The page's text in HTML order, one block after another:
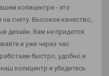
копицентре - это
счету. Высокое качество,
дизайн. Вам не придется
и уже через час
быстро, удобно и
копицентр и убедитесь